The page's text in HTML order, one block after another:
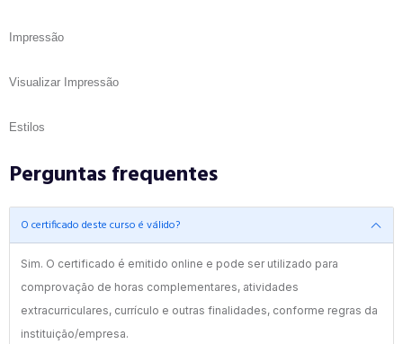
Impressão
Visualizar Impressão
Estilos
Perguntas frequentes
O certificado deste curso é válido?
Sim. O certificado é emitido online e pode ser utilizado para
comprovação de horas complementares, atividades
extracurriculares, currículo e outras finalidades, conforme regras da
instituição/empresa.